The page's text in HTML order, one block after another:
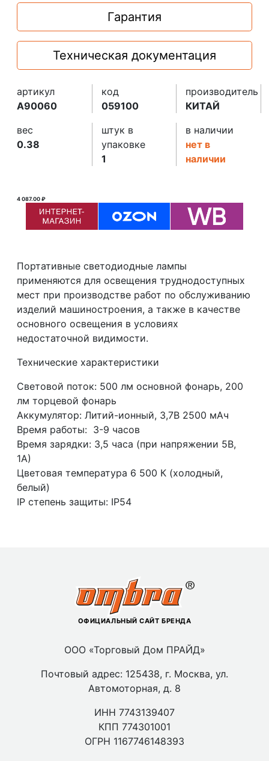
Гарантия
Техническая документация
артикул
A90060
код
059100
производитель
КИТАЙ
вес
0.38
штук в
упаковке
1
в наличии
нет в
наличии
4 087.00 ₽
Портативные светодиодные лампы
применяются для освещения труднодоступных
мест при производстве работ по обслуживанию
изделий машиностроения, а также в качестве
основного освещения в условиях
недостаточной видимости.
Технические характеристики
Световой поток: 500 лм основной фонарь, 200
лм торцевой фонарь
Аккумулятор: Литий-ионный, 3,7В 2500 мАч
Время работы: 3-9 часов
Время зарядки: 3,5 часа (при напряжении 5В,
1А)
Цветовая температура 6 500 К (холодный,
белый)
IP степень защиты: IP54
ОФИЦИАЛЬНЫЙ САЙТ БРЕНДА
ООО «Торговый Дом ПРАЙД»
Почтовый адрес: 125438, г. Москва, ул.
Автомоторная, д. 8
ИНН 7743139407
КПП 774301001
ОГРН 1167746148393